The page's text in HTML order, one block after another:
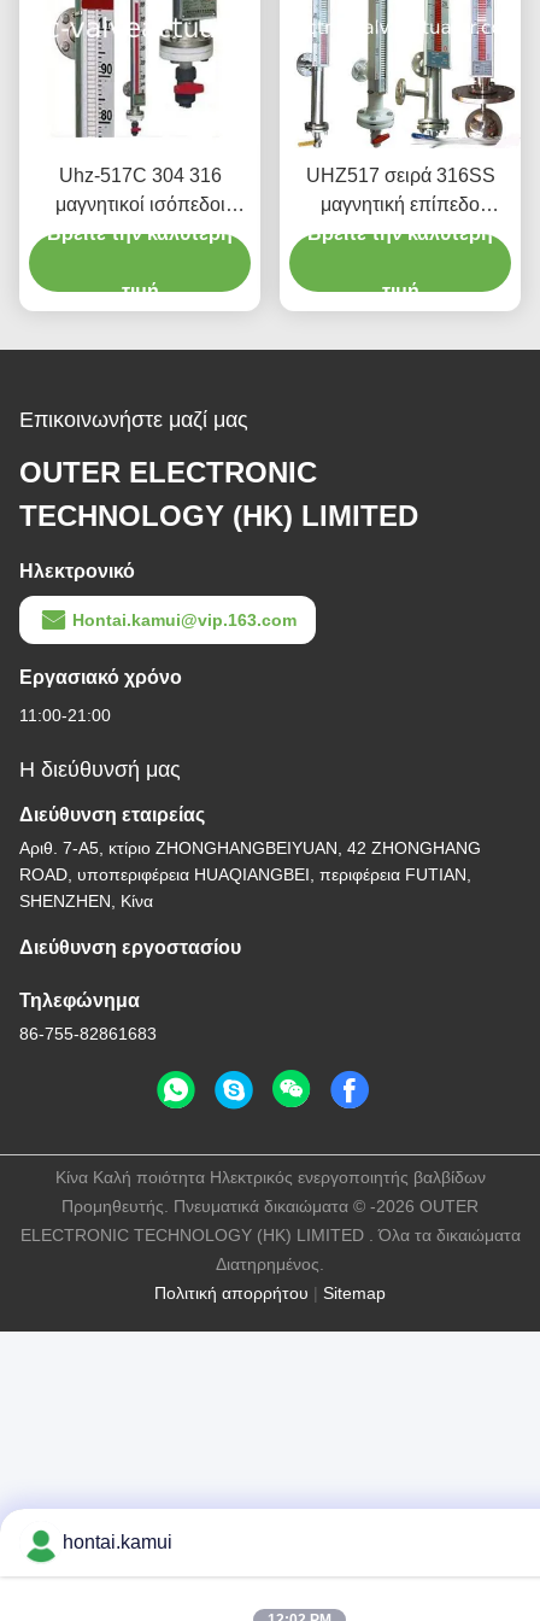
Uhz-517C 304 316
μαγνητικοί ισόπεδοι
μετρητές
Βρείτε την καλύτερη
τιμή
UHZ517 σειρά 316SS
μαγνητική επίπεδο
περιτυπώματα
χωρίς Blind περιοχή
Βρείτε την καλύτερη
τιμή
Επικοινωνήστε μαζί μας
OUTER ELECTRONIC
TECHNOLOGY (HK) LIMITED
Ηλεκτρονικό
Hontai.kamui@vip.163.com
Εργασιακό χρόνο
11:00-21:00
Η διεύθυνσή μας
Διεύθυνση εταιρείας
Αριθ. 7-Α5, κτίριο ZHONGHANGBEIYUAN, 42 ZHONGHANG
ROAD, υποπεριφέρεια HUAQIANGBEI, περιφέρεια FUTIAN,
SHENZHEN, Κίνα
Διεύθυνση εργοστασίου
Τηλεφώνημα
86-755-82861683
Πολιτική απορρήτου | Sitemap
Κίνα Καλή ποιότητα Ηλεκτρικός ενεργοποιητής βαλβίδων
Προμηθευτής. Πνευματικά δικαιώματα © -2026 OUTER
ELECTRONIC TECHNOLOGY (HK) LIMITED . Όλα τα δικαιώματα
Διατηρημένος.
hontai.kamui